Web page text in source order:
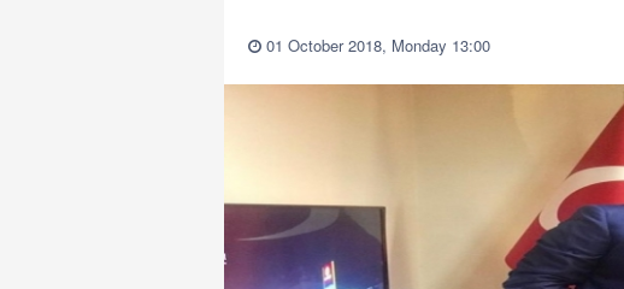
01 October 2018, Monday 13:00